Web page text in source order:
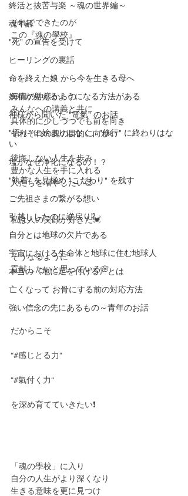
終活と抜苦与楽 ～魂の世界編～
魂年齢
"死" の宣告を受けて
ヒーリングの裏話
命を終えた娘 から今を生きる母へ
妖精が見えるようになる方法がある
神様から聞いた "電氣" のお話
"悟り" に始まりはなく、"修行" に終わりはな
い
塩がなぜ浄化になるの！？
"執着" を見極め "こだわり" を残す
ご先祖さまの繋がる想い
引越ししたのに逆戻り⁉️
自分とは地球の欠片である
宇宙における生命体と地球に住む地球人
本当の《地に足を付ける》とは
亡くなって お骨にする前の対応方法
強い信念の先にあるもの～青年のお話
それでできたのが
この『魂の學校』
毎回の神樣からの
みんなへの講義と共に
具体的に少しづつでも前を向き
それぞれの魂の目的に向かい
後悔しない人生を歩み
豊かな人生を手に入れる
人たちを増やしたい😊
私は人の笑顔が好きだ💓
そうなるように
貢献したいと思っている🌸
だからこそ
“#感じとる力“
“#氣付く力“
を深め育てていきたい❗️
「魂の學校」に入り
自分の人生がより深くなり
生きる意味を更に見つけ